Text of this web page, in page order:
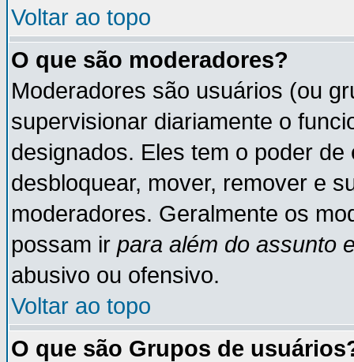
Voltar ao topo
O que são moderadores?
Moderadores são usuários (ou
supervisionar diariamente o
designados. Eles tem o poder
desbloquear, mover, remover e
moderadores. Geralmente os
possam ir para além do assunto
abusivo ou ofensivo.
Voltar ao topo
O que são Grupos de